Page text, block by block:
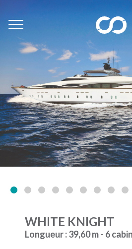
WHITE KNIGHT
Longueur : 39,60 m - 6